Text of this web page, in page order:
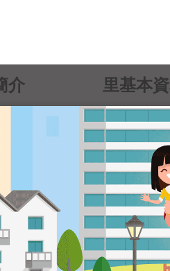
介 里基本